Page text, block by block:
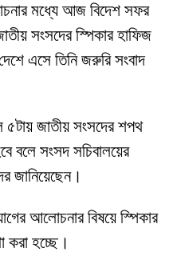
মধ্যে আজ বিদেশ সফর
সংসদের স্পিকার হাফিজ
এসে তিনি জরুরি সংবাদ
জাতীয় সংসদের শপথ
বলে সংসদ সচিবালয়ের
জানিয়েছেন।
আলোচনার বিষয়ে স্পিকার
করা হচ্ছে।